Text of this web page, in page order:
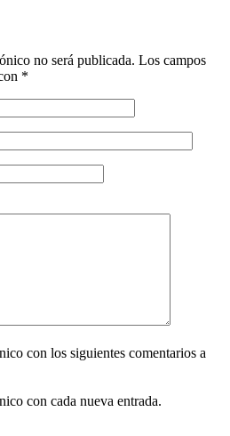
no será publicada. Los campos
*
con los siguientes comentarios a
con cada nueva entrada.